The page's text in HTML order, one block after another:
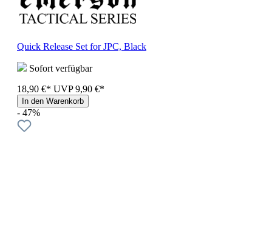
Quick Release Set for JPC, Black
Sofort verfügbar
18,90 €* UVP 9,90 €*
In den Warenkorb
- 47%